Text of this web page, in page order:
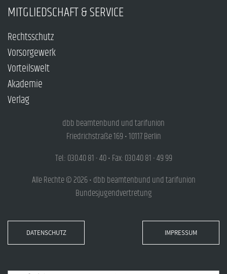
MITGLIEDSCHAFT & SERVICE
Rechtsschutz
Vorsorgewerk
Vorteilswelt
Akademie
Verlag
dbb beamtenbund und tarifunion
Friedrichstraße 169 • 10117 Berlin
Tel.: 030.40 81 - 40 • Fax: 030.40 81 - 49 99
Alle Rechte © 2026 • dbb beamtenbund und tarifunion
Bundesjugendvertretung
DATENSCHUTZ IMPRESSUM